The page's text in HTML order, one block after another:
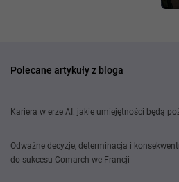
Polecane artykuły z bloga
Kariera w erze AI: jakie umiejętności będą
Odważne decyzje, determinacja i
do sukcesu Comarch we Francji